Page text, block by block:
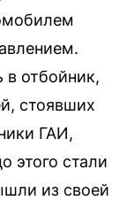
в отбойник,
стоявших
ГАИ,
этого стали
из своей